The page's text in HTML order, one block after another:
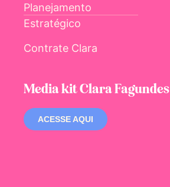
Planejamento
Estratégico
Contrate Clara
Media kit Clara Fagundes
ACESSE AQUI